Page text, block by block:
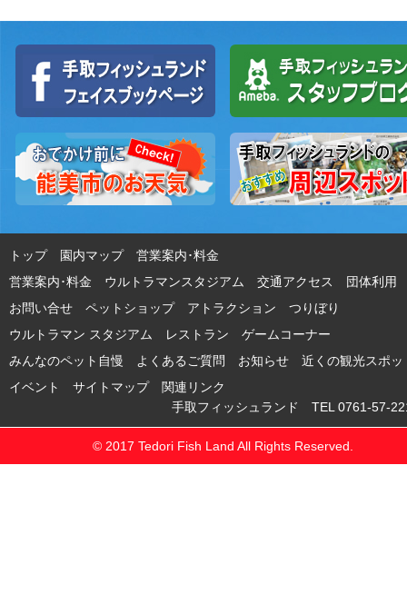
トップ 園内マップ
営業案内･料金
営業案内･料金 ウルトラマンスタジアム
交通アクセス
団体利用
お問い合せ
ペットショップ アトラクション
つりぼり
ウルトラマン スタジアム
レストラン
ゲームコーナー
みんなのペット自慢
よくあるご質問 お知らせ
近くの観光スポッ
イベント
サイトマップ
関連リンク
手取フィッシュランド TEL 0761-57-
© 2017 Tedori Fish Land All Rights Reserved.